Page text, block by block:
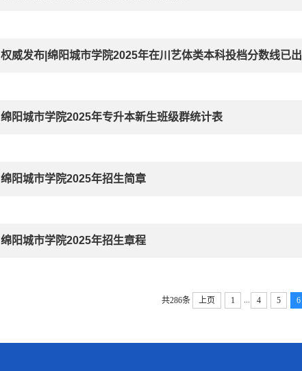
权威发布|绵阳城市学院2025年在川艺体类本科投档分数线已出
绵阳城市学院2025年专升本新生班级群统计表
绵阳城市学院2025年招生简章
绵阳城市学院2025年招生章程
共286条 上页 1 4 5 6